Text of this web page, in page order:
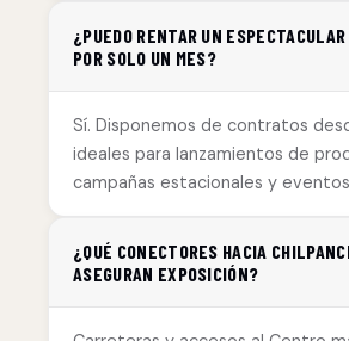
¿PUEDO RENTAR UN
POR SOLO UN MES?
Sí. Disponemos de contratos
ideales para lanzamientos de
campañas estacionales y
¿QUÉ CONECTORES HACIA
ASEGURAN EXPOSICIÓN?